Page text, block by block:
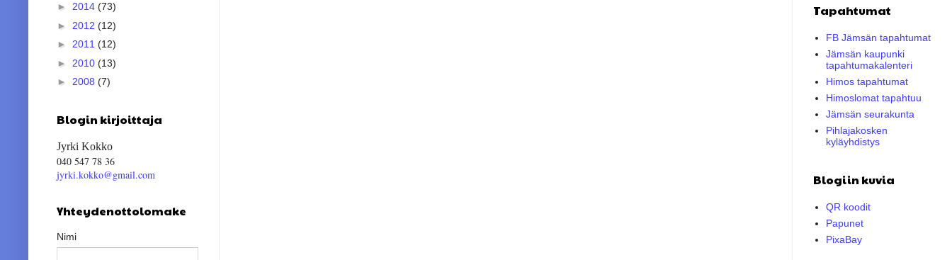
► 2014 (73)
► 2012 (12)
► 2011 (12)
► 2010 (13)
► 2008 (7)
Blogin kirjoittaja
Jyrki Kokko
040 547 78 36
jyrki.kokko@gmail.com
Yhteydenottolomake
Nimi
Tapahtumat
FB Jämsän tapahtumat
Jämsän kaupunki
tapahtumakalenteri
Himos tapahtumat
Himoslomat tapahtuu
Jämsän seurakunta
Pihlajakosken
kyläyhdistys
Blogiin kuvia
QR koodit
Papunet
PixaBay